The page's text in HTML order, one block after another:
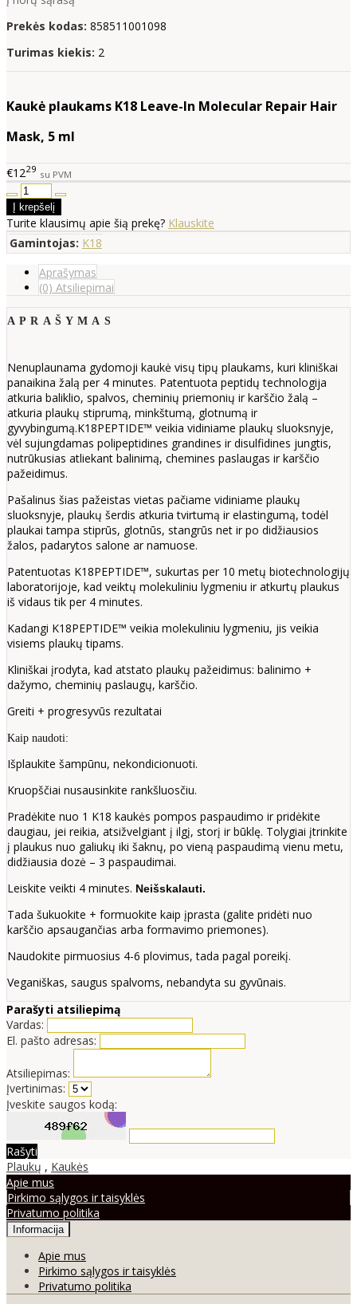
Prekės kodas: 858511001098
Turimas kiekis: 2
Kaukė plaukams K18 Leave-In Molecular Repair Hair
Mask, 5 ml
€1229 su PVM
Turite klausimų apie šią prekę? Klauskite
Gamintojas: K18
Aprašymas
(0) Atsiliepimai
APRAŠYMAS
Nenuplaunama gydomoji kaukė visų tipų plaukams, kuri kliniškai
panaikina žalą per 4 minutes. Patentuota peptidų technologija
atkuria baliklio, spalvos, cheminių priemonių ir karščio žalą –
atkuria plaukų stiprumą, minkštumą, glotnumą ir
gyvybingumą.K18PEPTIDE™ veikia vidiniame plaukų sluoksnyje,
vėl sujungdamas polipeptidines grandines ir disulfidines jungtis,
nutrūkusias atliekant balinimą, chemines paslaugas ir karščio
pažeidimus.
Pašalinus šias pažeistas vietas pačiame vidiniame plaukų
sluoksnyje, plaukų šerdis atkuria tvirtumą ir elastingumą, todėl
plaukai tampa stiprūs, glotnūs, stangrūs net ir po didžiausios
žalos, padarytos salone ar namuose.
Patentuotas K18PEPTIDE™, sukurtas per 10 metų biotechnologijų
laboratorijoje, kad veiktų molekuliniu lygmeniu ir atkurtų plaukus
iš vidaus tik per 4 minutes.
Kadangi K18PEPTIDE™ veikia molekuliniu lygmeniu, jis veikia
visiems plaukų tipams.
Kliniškai įrodyta, kad atstato plaukų pažeidimus: balinimo +
dažymo, cheminių paslaugų, karščio.
Greiti + progresyvūs rezultatai
Kaip naudoti:
Išplaukite šampūnu, nekondicionuoti.
Kruopščiai nusausinkite rankšluosčiu.
Pradėkite nuo 1 K18 kaukės pompos paspaudimo ir pridėkite
daugiau, jei reikia, atsižvelgiant į ilgį, storį ir būklę. Tolygiai įtrinkite
į plaukus nuo galiukų iki šaknų, po vieną paspaudimą vienu metu,
didžiausia dozė – 3 paspaudimai.
Leiskite veikti 4 minutes. Neišskalauti.
Tada šukuokite + formuokite kaip įprasta (galite pridėti nuo
karščio apsaugančias arba formavimo priemones).
Naudokite pirmuosius 4-6 plovimus, tada pagal poreikį.
Veganiškas, saugus spalvoms, nebandyta su gyvūnais.
Parašyti atsiliepimą
Vardas:
El. pašto adresas:
Atsiliepimas:
Įvertinimas:
Įveskite saugos kodą:
Rašyti
Plaukų , Kaukės
Apie mus
Pirkimo sąlygos ir taisyklės
Privatumo politika
Informacija
Apie mus
Pirkimo sąlygos ir taisyklės
Privatumo politika